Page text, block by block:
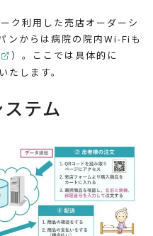
ク利用した売店オーダーシ
ンからは病院の院内Wi-Fiも
）。ここでは具体的に
します。
テム